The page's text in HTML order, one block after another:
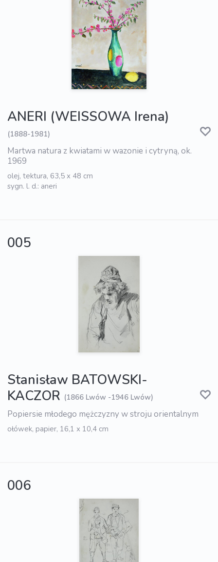
ANERI (WEISSOWA Irena)
(1888-1981)
Martwa natura z kwiatami w wazonie i cytryną, ok.
1969
olej, tektura, 63,5 x 48 cm
sygn. l. d.: aneri
005
Stanisław BATOWSKI-
KACZOR (1866 Lwów -1946 Lwów)
Popiersie młodego mężczyzny w stroju orientalnym
ołówek, papier, 16,1 x 10,4 cm
006